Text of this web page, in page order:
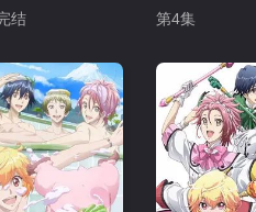
结 第4集